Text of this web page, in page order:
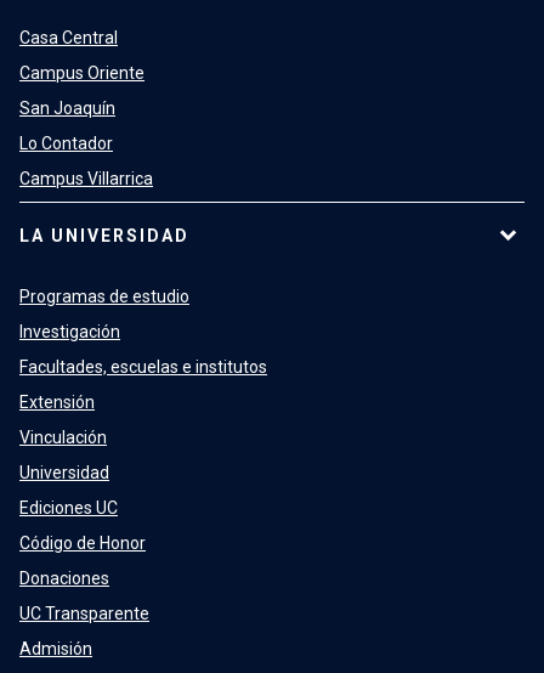
Casa Central
Campus Oriente
San Joaquín
Lo Contador
Campus Villarrica
LA UNIVERSIDAD
Programas de estudio
Investigación
Facultades, escuelas e institutos
Extensión
Vinculación
Universidad
Ediciones UC
Código de Honor
Donaciones
UC Transparente
Admisión